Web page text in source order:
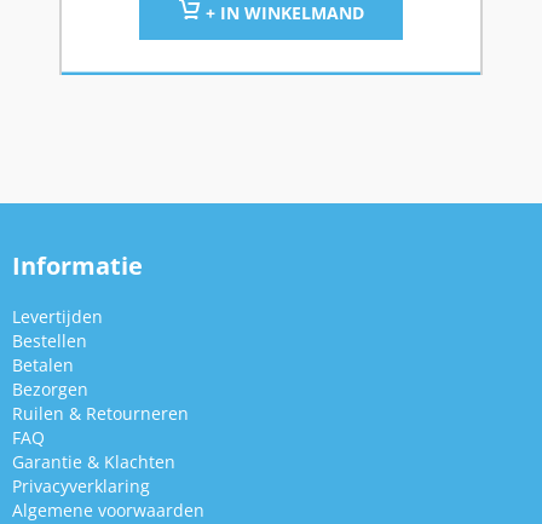
+ IN WINKELMAND
Informatie
Levertijden
Bestellen
Betalen
Bezorgen
Ruilen & Retourneren
FAQ
Garantie & Klachten
Privacyverklaring
Algemene voorwaarden